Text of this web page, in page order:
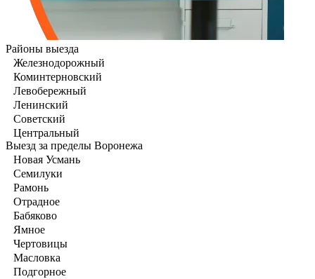
Районы выезда
Железнодорожный
Коминтерновский
Левобережный
Ленинский
Советский
Центральный
Выезд за пределы Воронежа
Новая Усмань
Семилуки
Рамонь
Отрадное
Бабяково
Ямное
Чертовицы
Масловка
Подгорное